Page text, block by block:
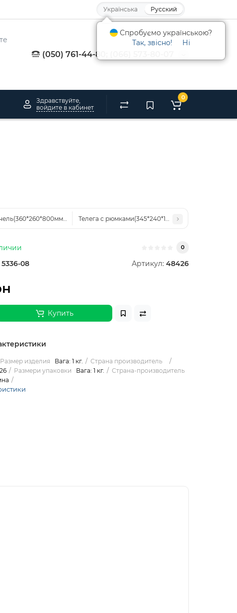
Українська Русский
(050) 761-44-80; (066) 573-80-07
Здравствуйте,
войдите в кабинет
0
Телега с рюмками(345*240*160мм.)дер.
0
5336-08 Артикул: 48426
Купить
Размер изделия Вага: 1 кг.
Страна производитель
Размери упаковки Вага: 1 кг.
Страна-производитель
Спробуємо українською?
Так, звісно!
Ні